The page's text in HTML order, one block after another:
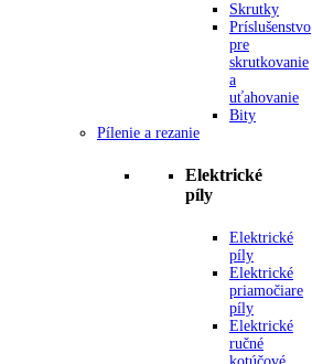
Skrutky
Príslušenstvo
pre
skrutkovanie
a
uťahovanie
Bity
Pílenie a rezanie
Elektrické
píly
Elektrické
píly
Elektrické
priamočiare
píly
Elektrické
ručné